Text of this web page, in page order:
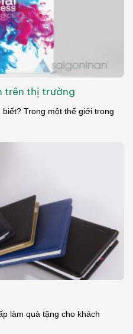
trên thị trường
Trong một thế giới trong
làm quà tặng cho khách